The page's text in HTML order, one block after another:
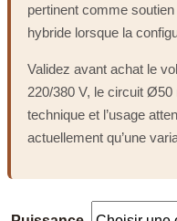
pertinent comme
hybride lorsque la
Validez avant achat le
220/380 V, le circuit Ø50
technique et l’usage
actuellement qu’une